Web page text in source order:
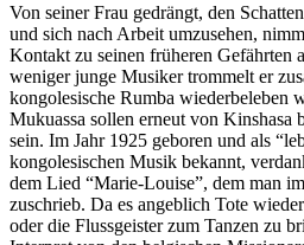
Von seiner Frau gedrängt, den
und sich nach Arbeit umzusehen,
Kontakt zu seinen früheren Gefährten
weniger junge Musiker trommelt er
kongolesische Rumba wiederbeleben
Mukuassa sollen erneut von Kinshasa
sein. Im Jahr 1925 geboren und als
kongolesischen Musik bekannt,
dem Lied “Marie-Louise”, dem man
zuschrieb. Da es angeblich Tote
oder die Flussgeister zum Tanzen zu